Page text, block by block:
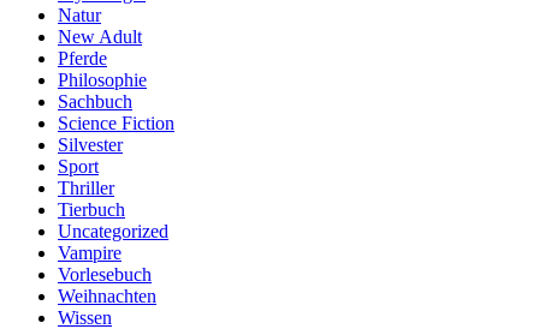
Natur
New Adult
Pferde
Philosophie
Sachbuch
Science Fiction
Silvester
Sport
Thriller
Tierbuch
Uncategorized
Vampire
Vorlesebuch
Weihnachten
Wissen